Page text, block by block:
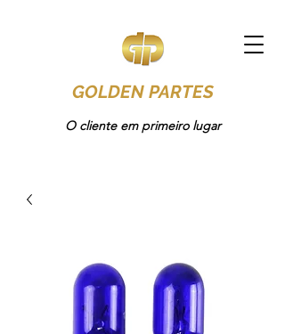
GOLDEN PARTES
O cliente em primeiro lugar